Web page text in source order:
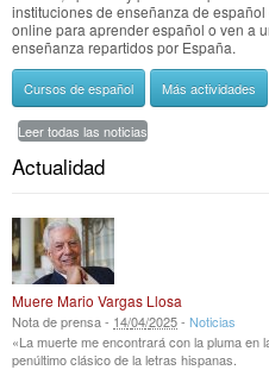
instituciones de enseñanza de
online para aprender español o ven a
enseñanza repartidos por España.
Cursos de español Más actividades
Leer todas las noticias
Actualidad
Muere Mario Vargas Llosa
Nota de prensa - 14/04/2025- Noticias
«La muerte me encontrará con la pluma en
penúltimo clásico de la letras hispanas.